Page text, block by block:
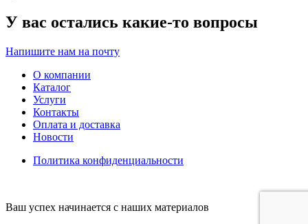
У вас остались какие-то вопросы
Напишите нам на почту
О компании
Каталог
Услуги
Контакты
Оплата и доставка
Новости
Политика конфиденциальности
Ваш успех начинается с наших материалов